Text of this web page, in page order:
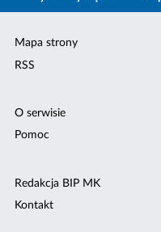
Mapa strony
RSS
O serwisie
Pomoc
Redakcja BIP MK
Kontakt